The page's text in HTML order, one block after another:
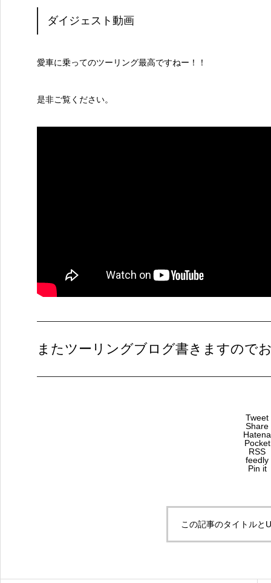
ダイジェスト動画
愛車に乗ってのツーリング最高ですねー！！
是非ご覧ください。
またツーリングブログ書きますので
Tweet
Share
Hatena
Pocket
RSS
feedly
Pin it
この記事のタイトルと